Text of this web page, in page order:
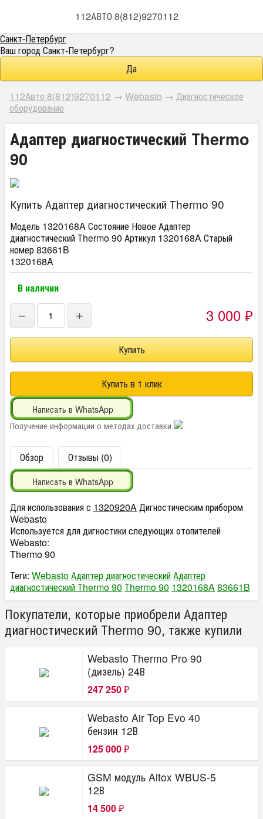
112АВТО 8(812)9270112
Санкт-Петербург
Ваш городСанкт-Петербург?
112Авто 8(812)9270112 → Webasto → Диагностическое
оборудование
Адаптер диагностический Тhermo
90
Купить Адаптер диагностический Тhermo 90
Модель 1320168A Состояние Новое Адаптер
диагностический Тhermo 90 Артикул 1320168A Старый
номер 83661B
1320168A
В наличии
− + 3 000 ₽
Написать в WhatsApp
Получение информации о методах доставки
Обзор Отзывы (0)
Написать в WhatsApp
Для использования с 1320920AДигностическим прибором
Webasto
Используется для дигностики следующих отопителей
Webasto:
Thermo 90
Теги: WebastoАдаптер диагностическийАдаптер
диагностический Тhermo 90 Тhermo 90 1320168A83661B
Покупатели, которые приобрели Адаптер
диагностический Тhermo 90, также купили
Webasto Thermo Pro 90
(дизель) 24В
247 250 ₽
Webasto Air Top Evo 40
бензин 12В
125 000 ₽
GSM модуль Altox WBUS-5
12В
14 500 ₽